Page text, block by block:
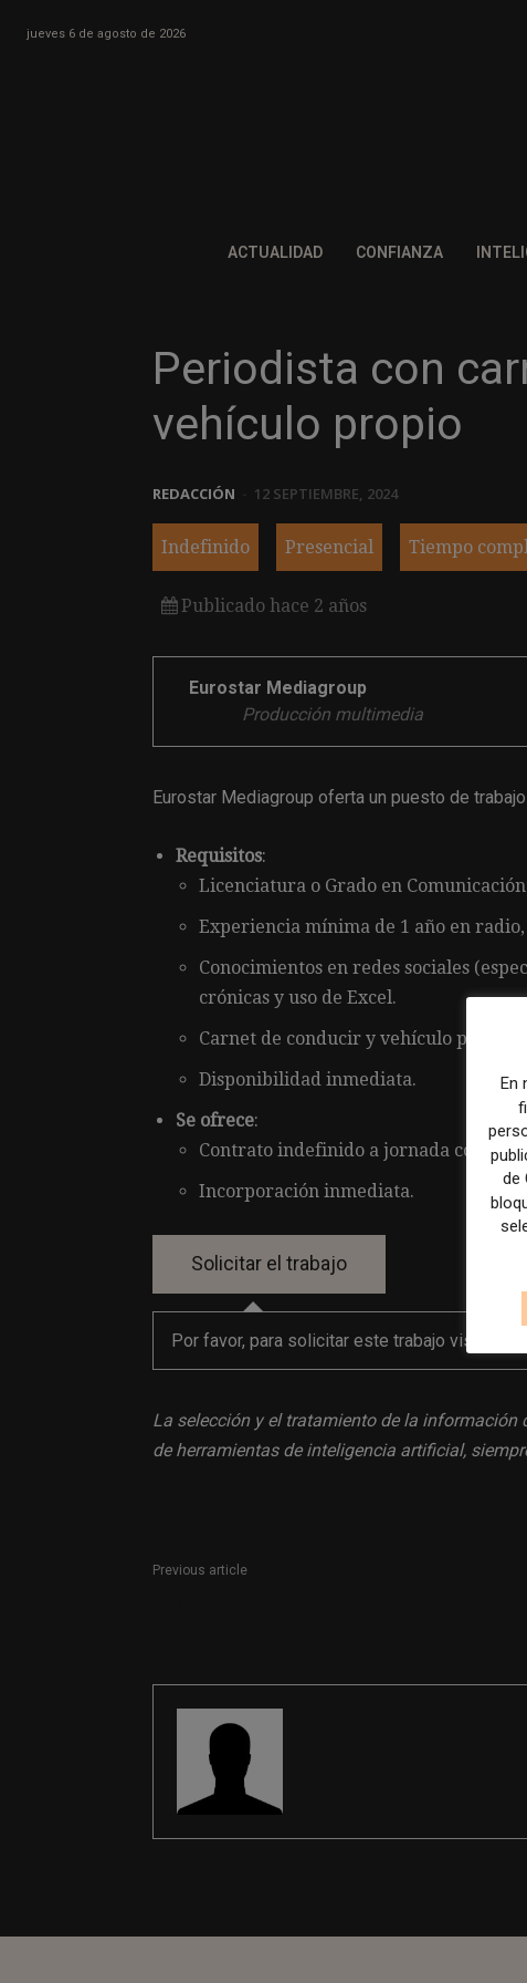
jueves 6 de agosto de 2026
ACTUALIDAD CONFIANZA
Periodista con
vehículo propio
REDACCIÓN 12 SEPTIEMBRE, 2024
Indefinido Presencial Tiempo
Publicado hace 2 años
Eurostar Mediagroup
Producción multimedia
Eurostar Mediagroup oferta un puesto de
Requisitos:
Licenciatura o Grado en
Experiencia mínima de 1 año en
Conocimientos en redes sociales
crónicas y uso de Excel.
Carnet de conducir y vehículo propio.
Disponibilidad inmediata.
Se ofrece:
Contrato indefinido a jornada
Incorporación inmediata.
Por favor, para solicitar este trabajo visita
La selección y el tratamiento de la
de herramientas de inteligencia artificial,
Previous article
En
de